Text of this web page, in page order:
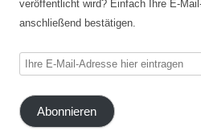
veröffentlicht wird? Einfach Ihre E-
anschließend bestätigen.
Ihre
Mail-
Adresse
Abonnieren